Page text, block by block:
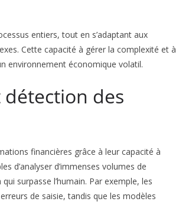
entiers, tout en s’adaptant aux
Cette capacité à gérer la complexité et à
environnement économique volatil.
des
financières grâce à leur capacité à
d’analyser d’immenses volumes de
surpasse l’humain. Par exemple, les
de saisie, tandis que les modèles